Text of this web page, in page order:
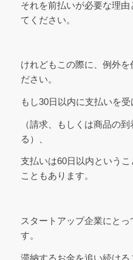
それを前払いが必要な理
てください。
けれどもこの際に、例外を
ださい。
もし30日以内に支払いを
（請求、もしくは商品の
る）、
支払いは60日以内という
こともあります。
スタートアップ企業にと
す。
滞納するお金を追い続け